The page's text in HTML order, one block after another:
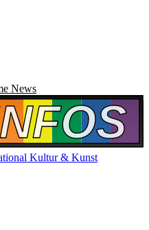
News
Kultur & Kunst